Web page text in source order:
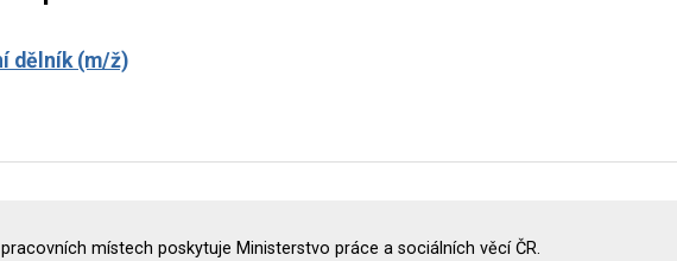
dělník (m/ž)
místech poskytuje Ministerstvo práce a sociálních věcí ČR.